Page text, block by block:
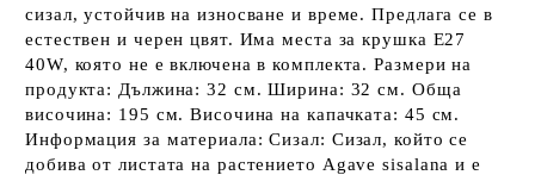
сизал, устойчив на износване и време. Предлага се в
естествен и черен цвят. Има места за крушка E27
40W, която не е включена в комплекта. Размери на
продукта: Дължина: 32 см. Ширина: 32 см. Обща
височина: 195 см. Височина на капачката: 45 см.
Информация за материала: Сизал: Сизал, който се
добива от листата на растението Agave sisalana и е